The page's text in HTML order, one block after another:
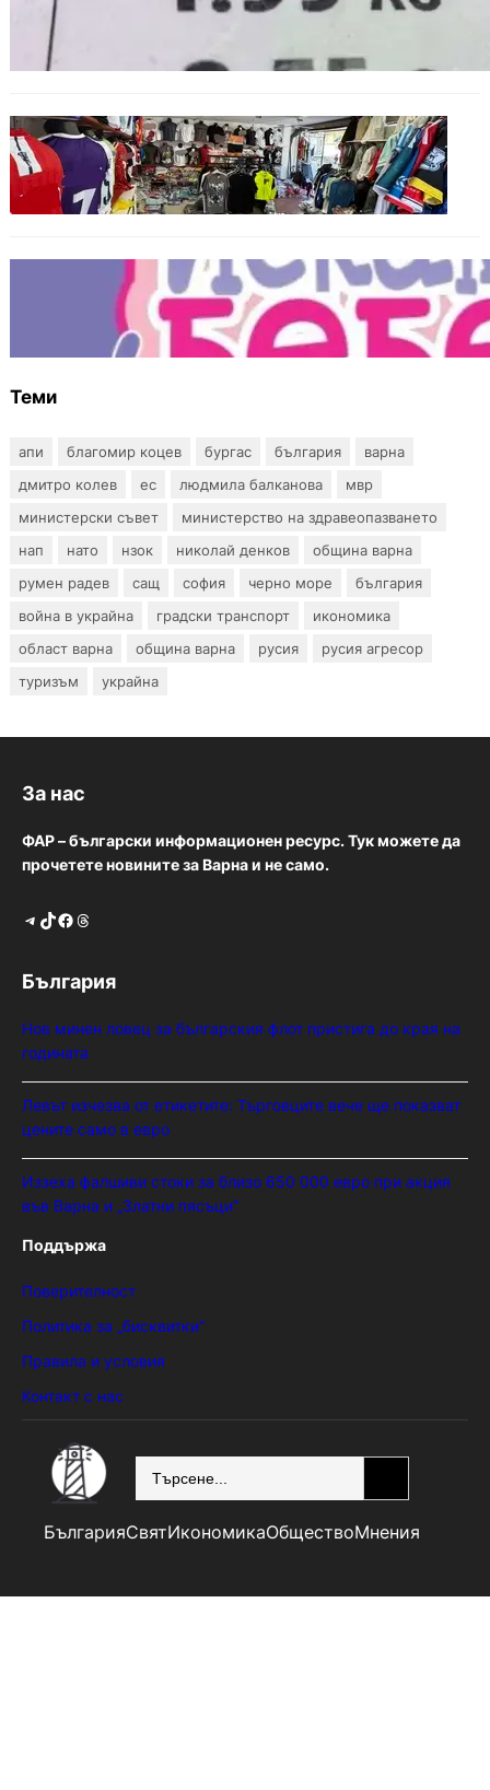
Левът изчезва от етикетите: Търговците
БЪЛГАРИЯ
Иззеха фалшиви стоки за близо 650 000
евро при акция във Варна и „Златни
пясъци“
Инвитро подкрепата под въпрос? „Искам
бебе“ се обяви срещу прехвърлянето на
Центъра към НЗОК
Теми
апи благомир коцев бургас българия
варна
дмитро колев
ес людмила балканова
мвр
министерски съвет
министерство на здравеопазването
нап
нато нзок николай денков
община варна
румен радев
сащ софия черно море
българия
война в украйна
градски транспорт
икономика
област варна
община варна русия
русия агресор
туризъм
украйна
За нас
ФАР – български информационен ресурс. Тук можете да
прочетете новините за Варна и не само.
Telegram TikTok Facebook Threads
България
Нов минен ловец за българския флот пристига до края на
годината
Левът изчезва от етикетите: Търговците вече ще показват
цените само в евро
Иззеха фалшиви стоки за близо 650 000 евро при акция
във Варна и „Златни пясъци“
Поддържа
Поверителност
Политика за „бисквитки“
Правила и условия
Контакт с нас
БългарияСвятИкономикаОбществоМнения